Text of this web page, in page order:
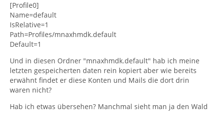
[Profile0]
Name=default
IsRelative=1
Path=Profiles/mnaxhmdk.default
Default=1
Und in diesen Ordner "mnaxhmdk.default" hab ich meine
letzten gespeicherten daten rein kopiert aber wie bereits
erwähnt findet er diese Konten und Mails die dort drin
waren nicht?
Hab ich etwas übersehen? Manchmal sieht man ja den Wald